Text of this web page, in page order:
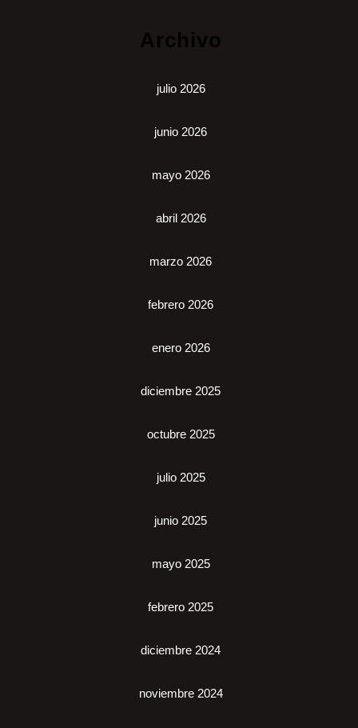
Archivo
julio 2026
junio 2026
mayo 2026
abril 2026
marzo 2026
febrero 2026
enero 2026
diciembre 2025
octubre 2025
julio 2025
junio 2025
mayo 2025
febrero 2025
diciembre 2024
noviembre 2024